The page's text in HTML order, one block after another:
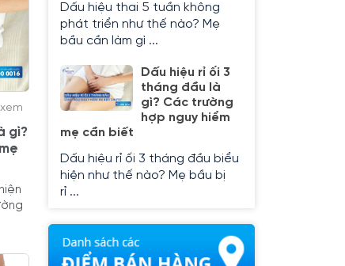
gì?
Dấu hiệu thai 5 tuần không
phát triển như thế nào? Mẹ
bầu cần làm gì ...
Dấu hiệu rỉ ối 3
tháng đầu là
gì? Các trường
hợp nguy hiểm
mẹ cần biết
Dấu hiệu rỉ ối 3 tháng đầu biểu
hiện như thế nào? Mẹ bầu bị
rỉ ...